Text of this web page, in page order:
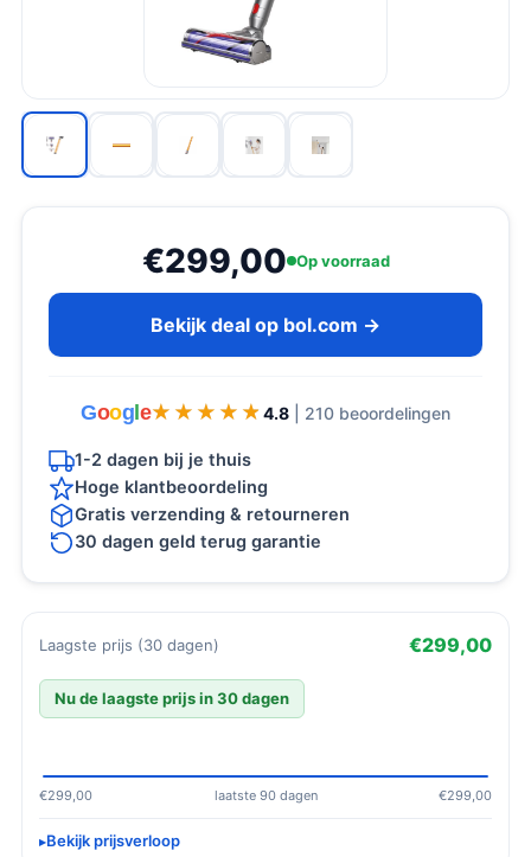
€299,00 Op voorraad
Bekijk deal op bol.com →
Goog e★★★★★
★★★★★ 4.8 | 210 beoordelingen
1-2 dagen bij je thuis
Hoge klantbeoordeling
Gratis verzending & retourneren
30 dagen geld terug garantie
Laagste prijs (30 dagen) €299,00
Nu de laagste prijs in 30 dagen
€299,00 laatste 90 dagen €299,00
Bekijk prijsverloop